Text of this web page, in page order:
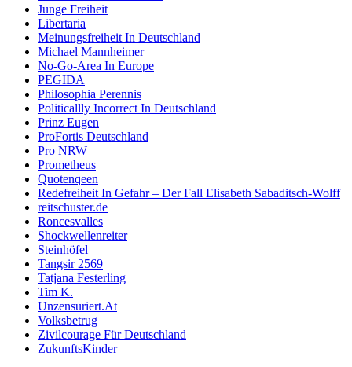
Junge Freiheit
Libertaria
Meinungsfreiheit In Deutschland
Michael Mannheimer
No-Go-Area In Europe
PEGIDA
Philosophia Perennis
Politicallly Incorrect In Deutschland
Prinz Eugen
ProFortis Deutschland
Pro NRW
Prometheus
Quotenqeen
Redefreiheit In Gefahr – Der Fall Elisabeth Sabaditsch-Wolff
reitschuster.de
Roncesvalles
Shockwellenreiter
Steinhöfel
Tangsir 2569
Tatjana Festerling
Tim K.
Unzensuriert.At
Volksbetrug
Zivilcourage Für Deutschland
ZukunftsKinder